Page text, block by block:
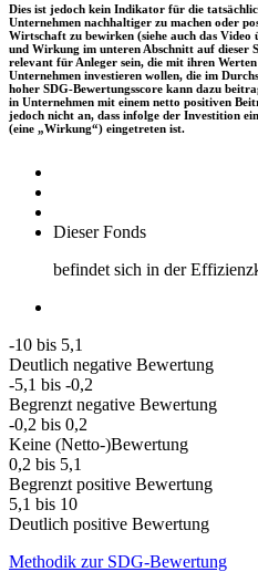
Dies ist jedoch kein Indikator für die
Unternehmen nachhaltiger zu machen oder
Wirtschaft zu bewirken (siehe auch das Video
und Wirkung im unteren Abschnitt auf dieser
relevant für Anleger sein, die mit ihren
Unternehmen investieren wollen, die im
hoher SDG-Bewertungsscore kann dazu
in Unternehmen mit einem netto positiven
jedoch nicht an, dass infolge der Investition
(eine „Wirkung“) eingetreten ist.
Dieser Fonds
befindet sich in der
-10 bis 5,1
Deutlich negative Bewertung
-5,1 bis -0,2
Begrenzt negative Bewertung
-0,2 bis 0,2
Keine (Netto-)Bewertung
0,2 bis 5,1
Begrenzt positive Bewertung
5,1 bis 10
Deutlich positive Bewertung
Methodik zur SDG-Bewertung